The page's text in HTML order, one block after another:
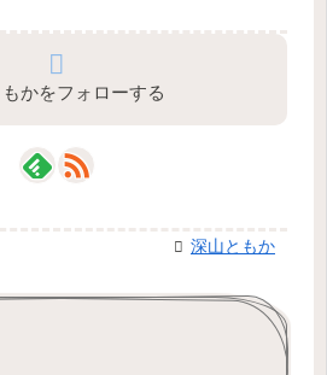
かをフォローする
深山ともか